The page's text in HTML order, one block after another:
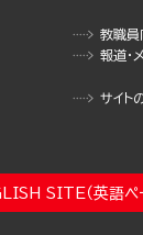
教職員
報道・
サイト
SITE（英語ペ